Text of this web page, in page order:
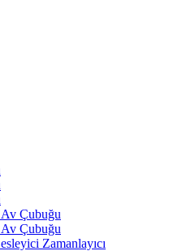
Çubuğu
Çubuğu
Zamanlayıcı